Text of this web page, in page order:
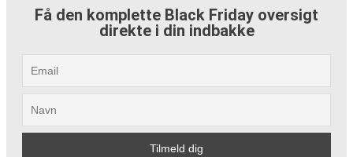
Få den komplette Black Friday oversigt
direkte i din indbakke